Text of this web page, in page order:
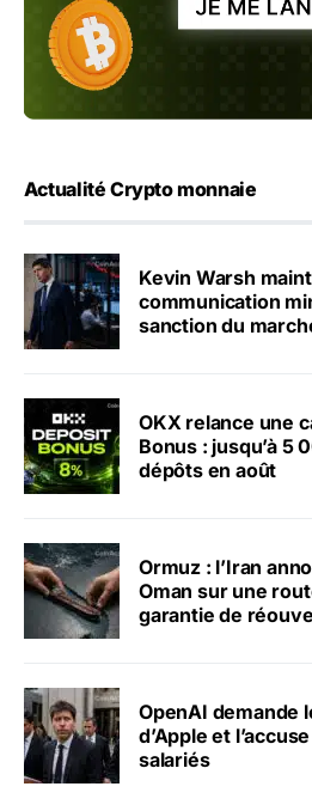
Actualité Crypto monnaie
Kevin Warsh
communication
sanction du
OKX relance une
Bonus : jusqu’à 5
dépôts en août
Ormuz : l’Iran
Oman sur une
garantie de
OpenAI demande
d’Apple et
salariés